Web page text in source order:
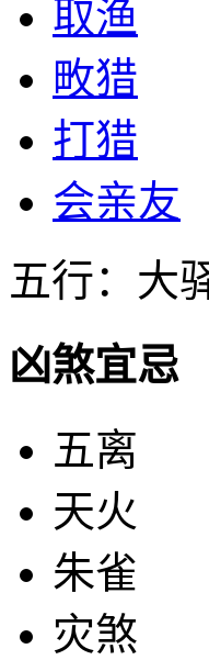
取渔
畋猎
打猎
会亲友
五行：大
凶煞宜忌
五离
天火
朱雀
灾煞